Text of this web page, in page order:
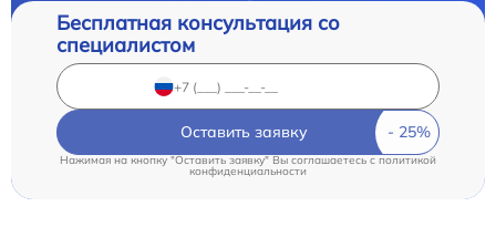
Бесплатная консультация со
специалистом
Оставить заявку
Нажимая на кнопку "Оставить заявку" Вы соглашаетесь cполитикой
конфиденциальности